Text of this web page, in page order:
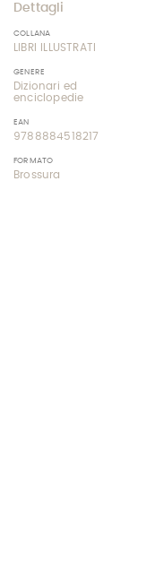
Dettagli
COLLANA
LIBRI ILLUSTRATI
GENERE
Dizionari ed
enciclopedie
EAN
9788884518217
FORMATO
Brossura